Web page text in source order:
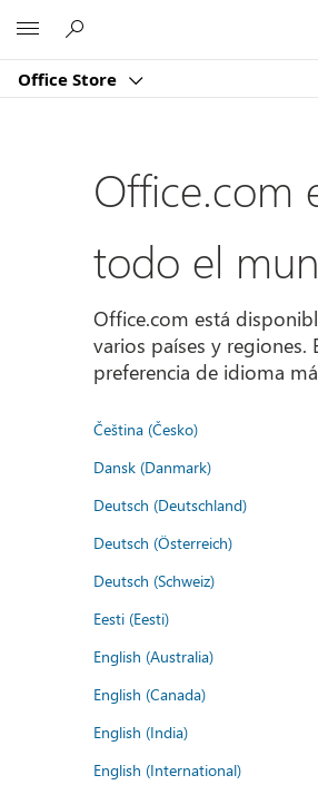
Office Store
Office.com
todo el
Office.com está
varios países y regiones.
preferencia de idioma
Čeština (Česko)
Dansk (Danmark)
Deutsch (Deutschland)
Deutsch (Österreich)
Deutsch (Schweiz)
Eesti (Eesti)
English (Australia)
English (Canada)
English (India)
English (International)